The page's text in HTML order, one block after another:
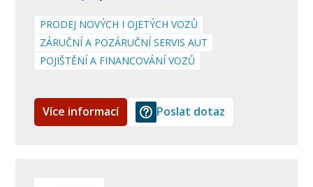
PRODEJ NOVÝCH I OJETÝCH VOZŮ
ZÁRUČNÍ A POZÁRUČNÍ SERVIS AUT
POJIŠTĚNÍ A FINANCOVÁNÍ VOZŮ
Více informací Poslat dotaz